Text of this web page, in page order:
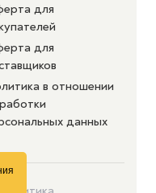
для
для
в отношении
данных